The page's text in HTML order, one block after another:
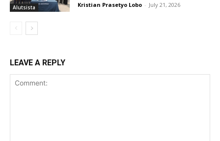
Alutsista Kristian Prasetyo Lobo - July 21, 2026
LEAVE A REPLY